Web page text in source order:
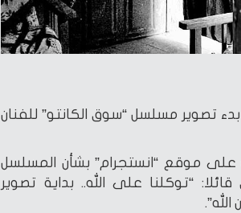
تصوير مسلسل “سوق الكانتو” للفنان
موقع “انستجرام” بشأن المسلسل
رمضان 2023، وعلق قائلا: “توكلنا على الله.. بداية تصوير